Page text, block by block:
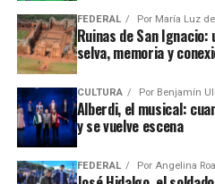
FEDERAL Por María Luz
Ruinas de San
selva, memoria y
CULTURA Por Benjamín
Alberdi, el musical:
y se vuelve escena
FEDERAL Por Angelina